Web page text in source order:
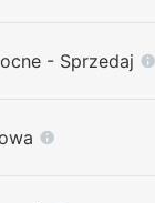
- Sprzedaj